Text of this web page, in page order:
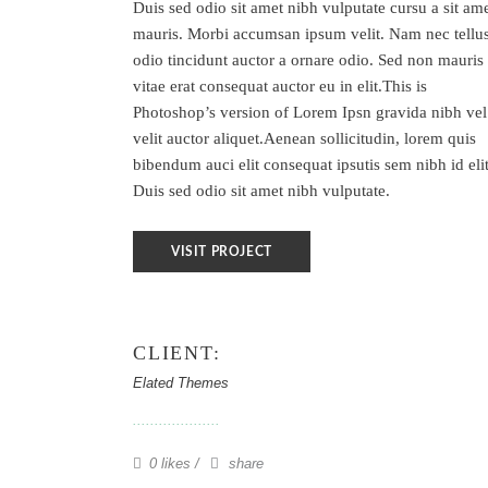
Duis sed odio sit amet nibh vulputate cursu a sit
mauris. Morbi accumsan ipsum velit. Nam nec
odio tincidunt auctor a ornare odio. Sed non mauris
vitae erat consequat auctor eu in elit.This is
Photoshop’s version of Lorem Ipsn gravida nibh vel
velit auctor aliquet.Aenean sollicitudin, lorem quis
bibendum auci elit consequat ipsutis sem nibh id
Duis sed odio sit amet nibh vulputate.
VISIT PROJECT
CLIENT:
Elated Themes
0 likes share